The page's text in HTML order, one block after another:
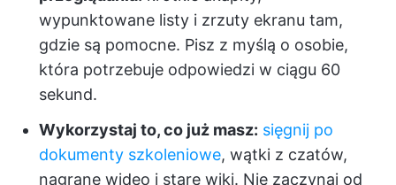
wypunktowane listy i zrzuty ekranu tam,
gdzie są pomocne. Pisz z myślą o osobie,
która potrzebuje odpowiedzi w ciągu 60
sekund.
Wykorzystaj to, co już masz: sięgnij po
dokumenty szkoleniowe, wątki z czatów,
nagrane wideo i stare wiki. Nie zaczynaj od